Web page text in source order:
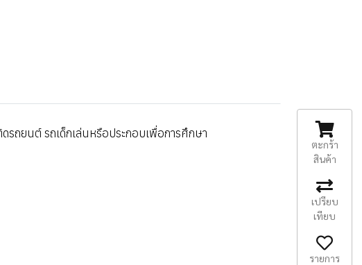
รถยนต์ รถเด็กเล่นหรือประกอบเพื่อการศึกษา
ตะกร้า
สินค้า
เปรียบ
เทียบ
รายการ